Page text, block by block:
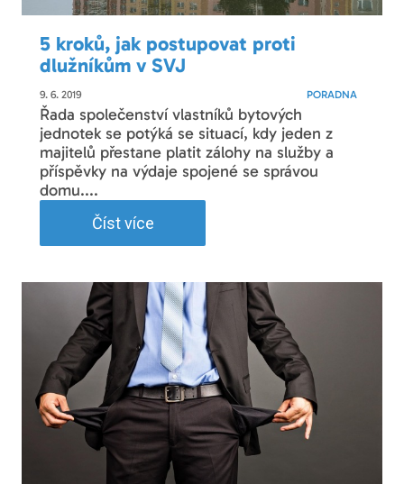
5 kroků, jak postupovat proti
dlužníkům v SVJ
9. 6. 2019 PORADNA
Řada společenství vlastníků bytových
jednotek se potýká se situací, kdy jeden z
majitelů přestane platit zálohy na služby a
příspěvky na výdaje spojené se správou
domu....
Číst více